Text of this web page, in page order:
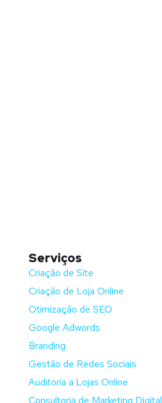
Serviços
Criação de Site
Criação de Loja Online
Otimização de SEO
Google Adwords
Branding
Gestão de Redes Sociais
Auditoria a Lojas Online
Consultoria de Marketing Digital